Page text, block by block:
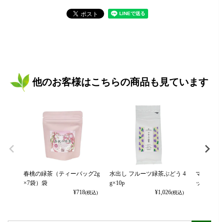
他のお客様はこちらの商品も見ています
春桃の緑茶（ティーバッグ2g
×7袋）袋
¥718(税込)
水出し フルーツ緑茶ぶどう 4
g×10p
¥1,026(税込)
マスカ
ッグ